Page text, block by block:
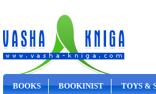
BOOKS BOOKINIST TOYS &